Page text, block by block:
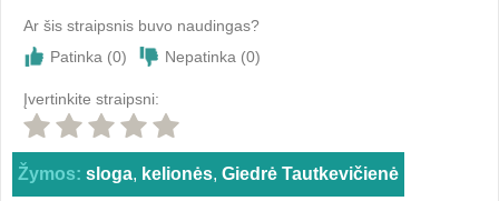
Ar šis straipsnis buvo naudingas?
Patinka (0) Nepatinka (0)
Įvertinkite straipsni:
Žymos: sloga, kelionės, Giedrė Tautkevičienė